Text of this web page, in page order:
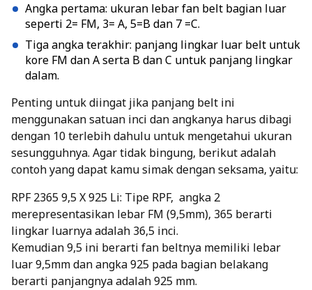
Angka pertama: ukuran lebar fan belt bagian luar
seperti 2= FM, 3= A, 5=B dan 7 =C.
Tiga angka terakhir: panjang lingkar luar belt untuk
kore FM dan A serta B dan C untuk panjang lingkar
dalam.
Penting untuk diingat jika panjang belt ini
menggunakan satuan inci dan angkanya harus dibagi
dengan 10 terlebih dahulu untuk mengetahui ukuran
sesungguhnya. Agar tidak bingung, berikut adalah
contoh yang dapat kamu simak dengan seksama, yaitu:
RPF 2365 9,5 X 925 Li: Tipe RPF, angka 2
merepresentasikan lebar FM (9,5mm), 365 berarti
lingkar luarnya adalah 36,5 inci.
Kemudian 9,5 ini berarti fan beltnya memiliki lebar
luar 9,5mm dan angka 925 pada bagian belakang
berarti panjangnya adalah 925 mm.